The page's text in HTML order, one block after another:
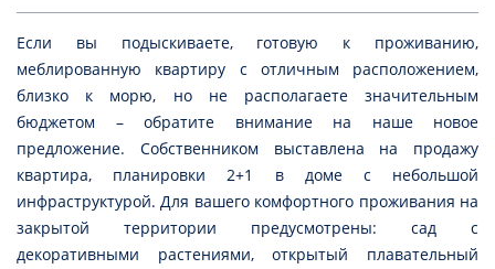
Если вы подыскиваете, готовую к проживанию,
меблированную квартиру с отличным расположением,
близко к морю, но не располагаете значительным
бюджетом – обратите внимание на наше новое
предложение. Собственником выставлена на продажу
квартира, планировки 2+1 в доме с небольшой
инфраструктурой. Для вашего комфортного проживания на
закрытой территории предусмотрены: сад с
декоративными растениями, открытый плавательный